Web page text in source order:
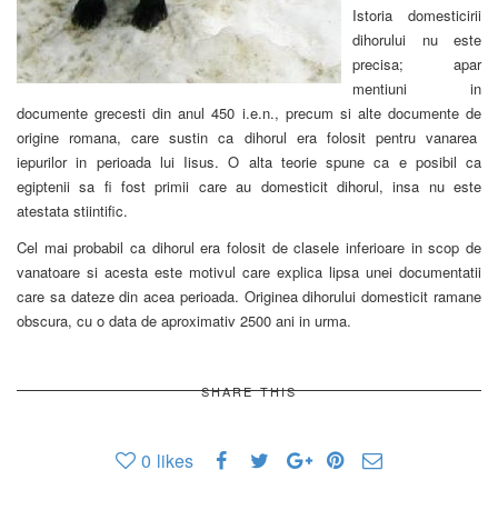
Istoria domesticirii
dihorului nu este
precisa; apar
mentiuni in
documente grecesti din anul 450 i.e.n., precum si alte documente de
origine romana, care sustin ca dihorul era folosit pentru vanarea
iepurilor in perioada lui Iisus. O alta teorie spune ca e posibil ca
egiptenii sa fi fost primii care au domesticit dihorul, insa nu este
atestata stiintific.
Cel mai probabil ca dihorul era folosit de clasele inferioare in scop de
vanatoare si acesta este motivul care explica lipsa unei documentatii
care sa dateze din acea perioada. Originea dihorului domesticit ramane
obscura, cu o data de aproximativ 2500 ani in urma.
SHARE THIS
0 likes